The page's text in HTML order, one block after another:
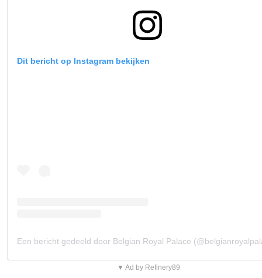
Dit bericht op Instagram bekijken
Een bericht gedeeld door Belgian Royal Palace
▼ Ad by Refinery89